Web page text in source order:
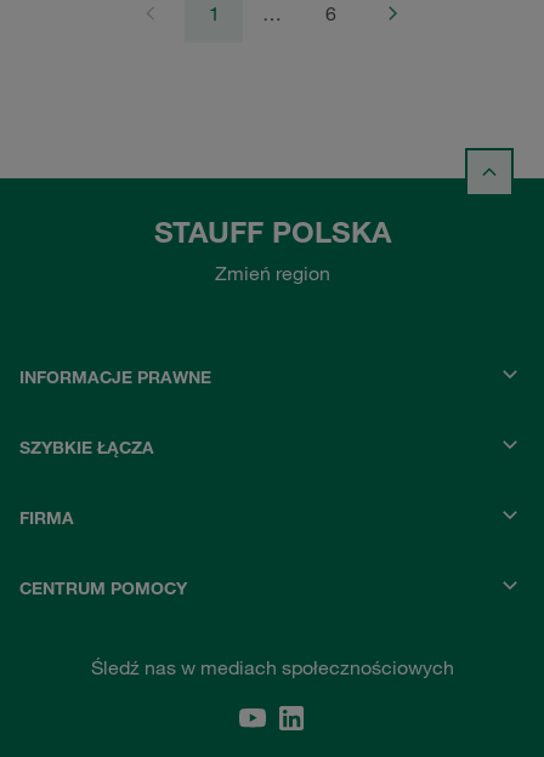
1 … 6
STAUFF POLSKA
Zmień region
INFORMACJE PRAWNE
SZYBKIE ŁĄCZA
FIRMA
CENTRUM POMOCY
Śledź nas w mediach społecznościowych